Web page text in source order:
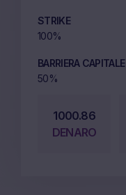
STRIKE
100%
BARRIERA CAPITALE
50%
1000.86
DENARO